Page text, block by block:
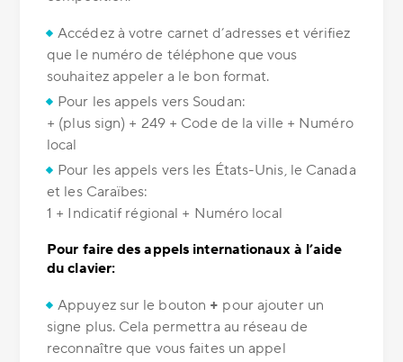
Accédez à votre carnet d’adresses et vérifiez
que le numéro de téléphone que vous
souhaitez appeler a le bon format.
Pour les appels vers Soudan:
+ (plus sign) + 249 + Code de la ville + Numéro
local
Pour les appels vers les États-Unis, le Canada
et les Caraïbes:
1 + Indicatif régional + Numéro local
Pour faire des appels internationaux à l’aide
du clavier:
Appuyez sur le bouton + pour ajouter un
signe plus. Cela permettra au réseau de
reconnaître que vous faites un appel